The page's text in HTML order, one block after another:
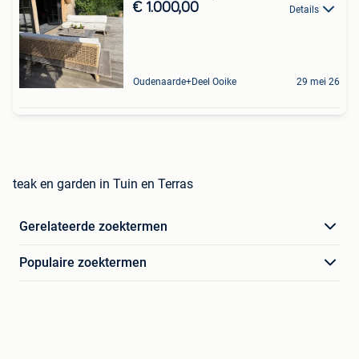
€ 1.000,00 Details
Oudenaarde+Deel Ooike 29 mei 26
teak en garden in Tuin en Terras
Gerelateerde zoektermen
Populaire zoektermen